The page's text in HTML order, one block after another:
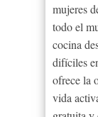
mujeres
todo el
cocina
difíciles
ofrece la
vida